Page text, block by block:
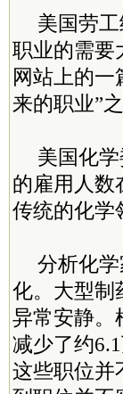
美国劳
职业的需要
网站上的一
来的职业”
美国化
的雇用人数
传统的化学
分析化
化。大型制
异常安静。
减少了约
这些职位并